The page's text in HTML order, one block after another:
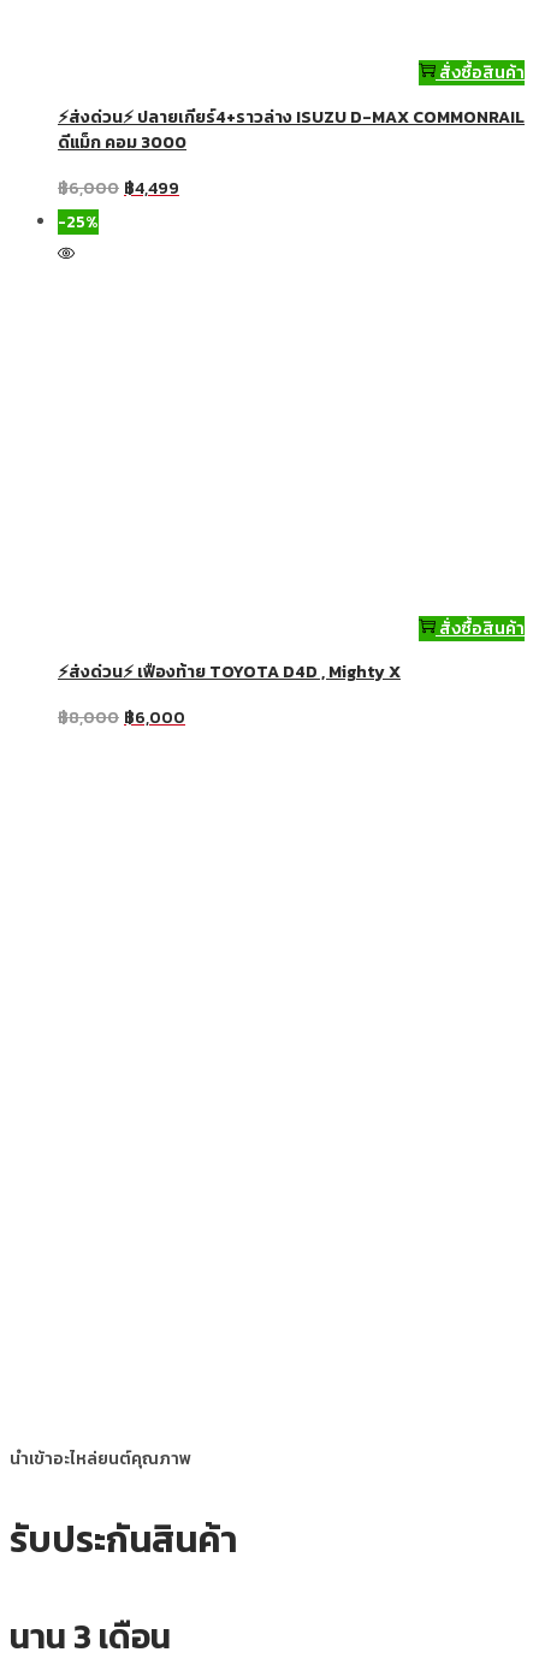
สั่งซื้อสินค้า
⚡ส่งด่วน⚡ ปลายเกียร์4+ราวล่าง ISUZU D-MAX COMMONRAIL
ดีแม็ก คอม 3000
฿6,000 ฿4,499
-25%
สั่งซื้อสินค้า
⚡ส่งด่วน⚡ เฟืองท้าย TOYOTA D4D , Mighty X
฿8,000 ฿6,000
นำเข้าอะไหล่ยนต์คุณภาพ
รับประกันสินค้า
นาน 3 เดือน